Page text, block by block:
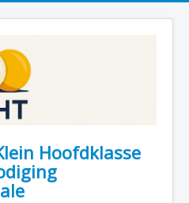
Hoofdklasse